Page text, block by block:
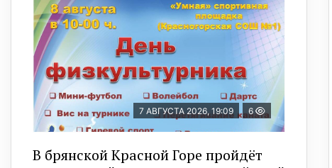
7 АВГУСТА 2026, 19:09 6
В брянской Красной Горе пройдёт